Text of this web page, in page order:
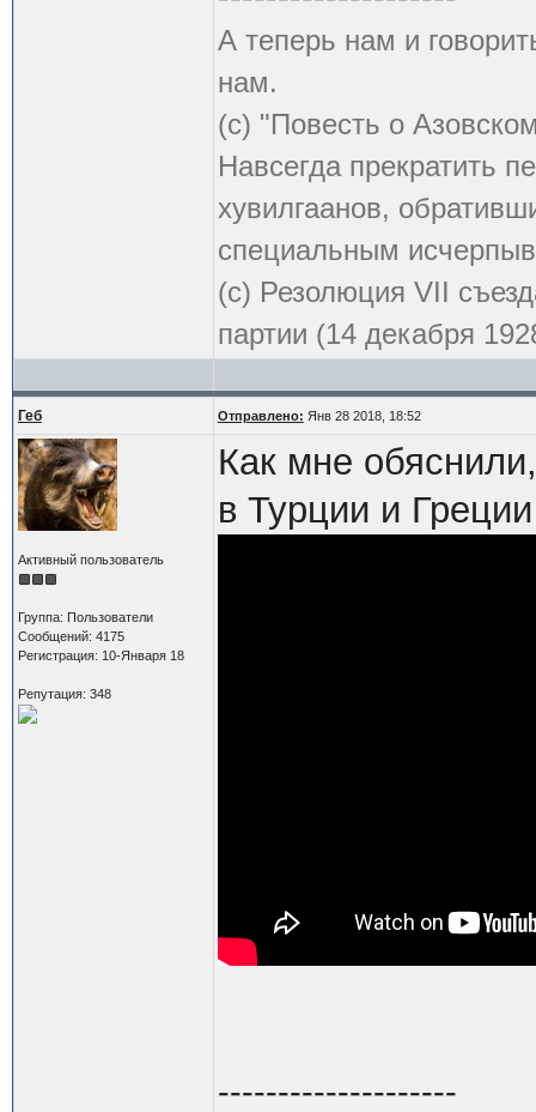
А теперь нам и
нам.
(с) "Повесть о
Навсегда прекратить
хувилгаанов,
специальным
(с) Резолюция VII
партии (14 декабря
Геб Отправлено: Янв 28 2018, 18:52
Активный пользователь
Группа: Пользователи
Сообщений: 4175
Регистрация: 10-Января 18
Репутация: 348
Как мне
в Турции и
--------------------